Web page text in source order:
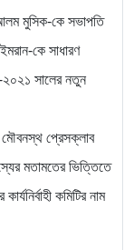
আলম মুসিক-কে সভাপতি
কে সাধারণ
২০২১ সালের নতুন
মৌবনস্থ প্রেসক্লাব
মতামতের ভিত্তিতে
কমিটির নাম